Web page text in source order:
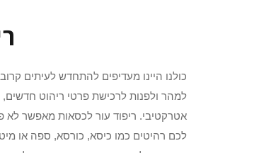
כולנו היינו מעדיפים להתחדש לעיתים
למהר ולפנות לרכישת פרטי ריהוט
אטרקטיבי. ריפוד עור לכסאות מאפשר לא
לכם רהיטים כמו כיסא, כורסא, ספה או